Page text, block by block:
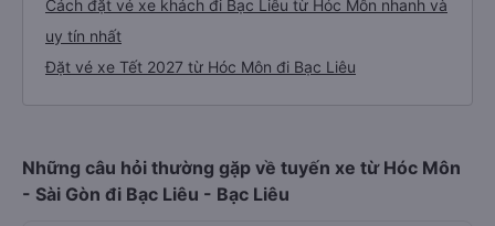
Cách đặt vé xe khách đi Bạc Liêu từ Hóc Môn nhanh và
uy tín nhất
Đặt vé xe Tết 2027 từ Hóc Môn đi Bạc Liêu
Những câu hỏi thường gặp về tuyến xe từ Hóc Môn
- Sài Gòn đi Bạc Liêu - Bạc Liêu